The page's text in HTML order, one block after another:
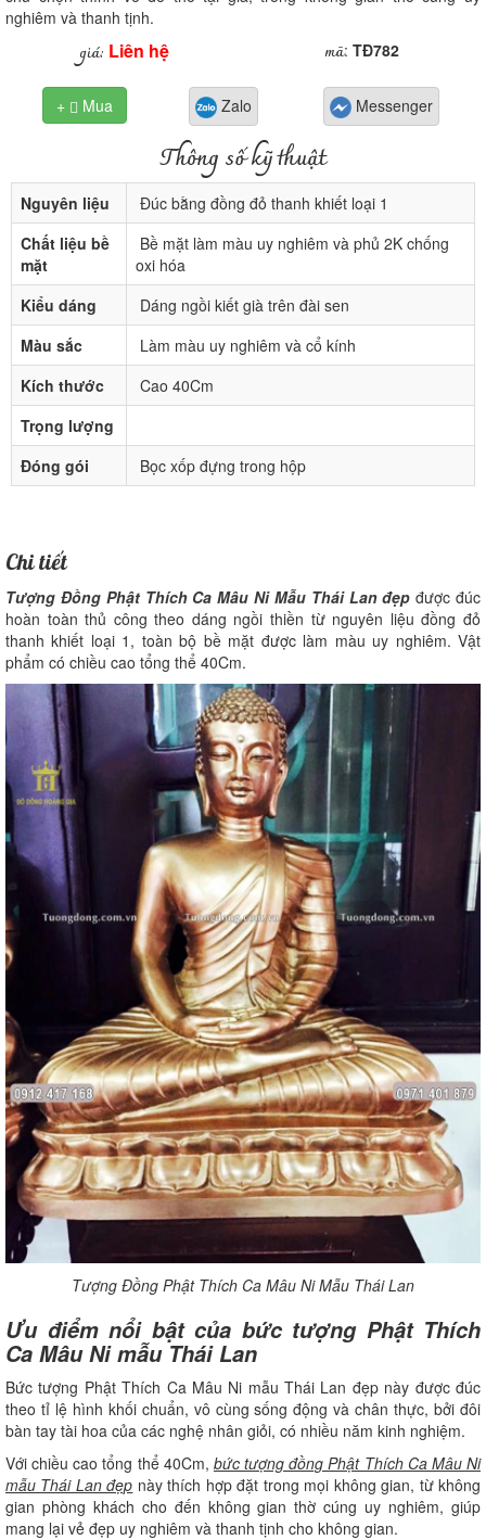
nghiêm và thanh tịnh.
giá: Liên hệ mã: TĐ782
+  Mua Zalo Messenger
Thông số kỹ thuật
Nguyên liệu
Đúc bằng đồng đỏ thanh khiết loại 1
Chất liệu bề
mặt
Bề mặt làm màu uy nghiêm và phủ 2K chống
oxi hóa
Kiểu dáng
Dáng ngồi kiết già trên đài sen
Màu sắc
Làm màu uy nghiêm và cổ kính
Kích thước
Cao 40Cm
Trọng lượng
Đóng gói
Bọc xốp đựng trong hộp
Chi tiết
Tượng Đồng Phật Thích Ca Mâu Ni Mẫu Thái Lan đẹp được đúc
hoàn toàn thủ công theo dáng ngồi thiền từ nguyên liệu đồng đỏ
thanh khiết loại 1, toàn bộ bề mặt được làm màu uy nghiêm. Vật
phẩm có chiều cao tổng thể 40Cm.
Tượng Đồng Phật Thích Ca Mâu Ni Mẫu Thái Lan
Ưu điểm nổi bật của bức tượng Phật Thích
Ca Mâu Ni mẫu Thái Lan
Bức tượng Phật Thích Ca Mâu Ni mẫu Thái Lan đẹp này được đúc
theo tỉ lệ hình khối chuẩn, vô cùng sống động và chân thực, bởi đôi
bàn tay tài hoa của các nghệ nhân giỏi, có nhiều năm kinh nghiệm.
Với chiều cao tổng thể 40Cm, bức tượng đồng Phật Thích Ca Mâu Ni
mẫu Thái Lan đẹp này thích hợp đặt trong mọi không gian, từ không
gian phòng khách cho đến không gian thờ cúng uy nghiêm, giúp
mang lại vẻ đẹp uy nghiêm và thanh tịnh cho không gian.